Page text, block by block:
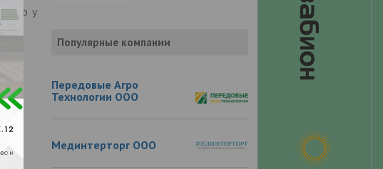
у
Популярные компании
Передовые Агро
Технологии ООО
Мединтерторг ООО